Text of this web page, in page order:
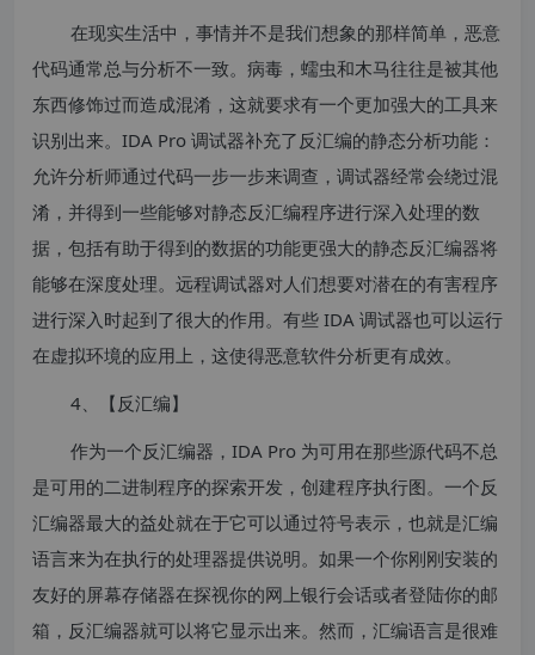
在现实生活中，事情并不是我们想象的那样简单，恶意
代码通常总与分析不一致。病毒，蠕虫和木马往往是被其他
东西修饰过而造成混淆，这就要求有一个更加强大的工具来
识别出来。IDA Pro 调试器补充了反汇编的静态分析功能：
允许分析师通过代码一步一步来调查，调试器经常会绕过混
淆，并得到一些能够对静态反汇编程序进行深入处理的数
据，包括有助于得到的数据的功能更强大的静态反汇编器将
能够在深度处理。远程调试器对人们想要对潜在的有害程序
进行深入时起到了很大的作用。有些 IDA 调试器也可以运行
在虚拟环境的应用上，这使得恶意软件分析更有成效。
4、【反汇编】
作为一个反汇编器，IDA Pro 为可用在那些源代码不总
是可用的二进制程序的探索开发，创建程序执行图。一个反
汇编器最大的益处就在于它可以通过符号表示，也就是汇编
语言来为在执行的处理器提供说明。如果一个你刚刚安装的
友好的屏幕存储器在探视你的网上银行会话或者登陆你的邮
箱，反汇编器就可以将它显示出来。然而，汇编语言是很难